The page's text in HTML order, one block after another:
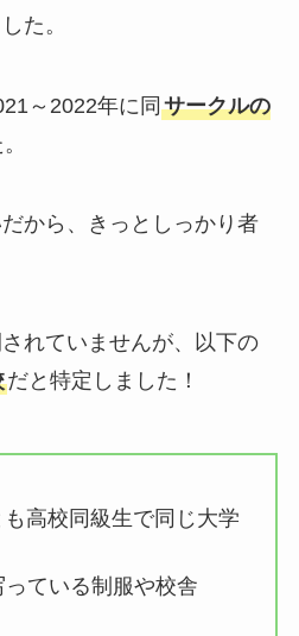
た。
～2022年に同 サークルの
から、きっとしっかり者
れていませんが、以下の
だと特定しました！
高校同級生で同じ大学
ている制服や校舎